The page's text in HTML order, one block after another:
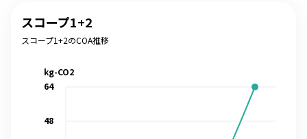
スコープ1+2
スコープ1+2のCOA推移
48
64
kg-CO2